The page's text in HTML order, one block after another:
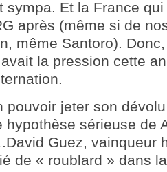
sympa. Et la France
après (même si de
même Santoro).
la pression cette
pouvoir jeter son
hypothèse sérieuse de
Guez, vainqueur
de « roublard » dans